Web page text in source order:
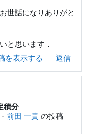
世話になりありがと
と思います．
を表示する 返信
積分
前田 一貴の投稿